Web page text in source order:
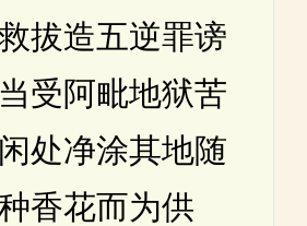
拔造五逆罪谤
受阿毗地狱苦
处净涂其地随
香花而为供